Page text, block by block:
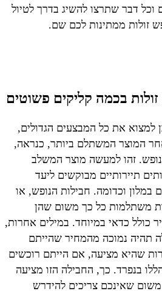
וכל דבר שתרצו להשיג בדרך לטיול
זולות ממתינות לכם שם.
בכמה קליקים פשוטים
למצוא את כל המבצעים הגדולים,
המוצר המשתלם ביותר, כנראה,
זהו למעשה מוצר המשלב
תיירותיים מבוקשים ליעד
במלון וכדומה. חבילות הנופש, או
משתלמות כל כך משום שהן
כולל כדאי במיוחד. במילים אחרות,
תהיה נמוכה מהמחיר שהייתם
שהיא מציעה, אם הייתם רוכשים
בנפרד. כך, החבילה הזו מציעה
שאינכם צריכים להידרש